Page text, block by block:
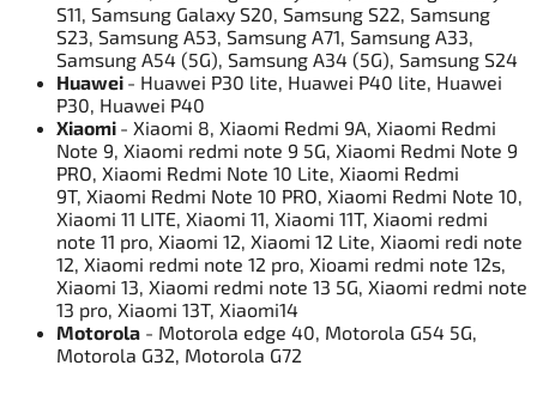
S11, Samsung Galaxy S20, Samsung S22, Samsung
S23, Samsung A53, Samsung A71, Samsung A33,
Samsung A54 (5G), Samsung A34 (5G), Samsung S24
Huawei - Huawei P30 lite, Huawei P40 lite, Huawei
P30, Huawei P40
Xiaomi - Xiaomi 8, Xiaomi Redmi 9A, Xiaomi Redmi
Note 9, Xiaomi redmi note 9 5G, Xiaomi Redmi Note 9
PRO, Xiaomi Redmi Note 10 Lite, Xiaomi Redmi
9T, Xiaomi Redmi Note 10 PRO, Xiaomi Redmi Note 10,
Xiaomi 11 LITE, Xiaomi 11, Xiaomi 11T, Xiaomi redmi
note 11 pro, Xiaomi 12, Xiaomi 12 Lite, Xiaomi redi note
12, Xiaomi redmi note 12 pro, Xioami redmi note 12s,
Xiaomi 13, Xiaomi redmi note 13 5G, Xiaomi redmi note
13 pro, Xiaomi 13T, Xiaomi14
Motorola - Motorola edge 40, Motorola G54 5G,
Motorola G32, Motorola G72